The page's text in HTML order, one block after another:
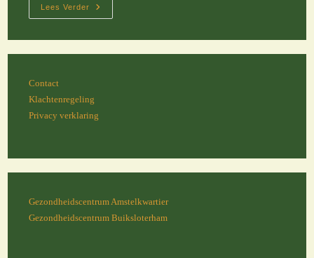
Lees Verder Mitz
Contact
Klachtenregeling
Privacy verklaring
Gezondheidscentrum Amstelkwartier
Gezondheidscentrum Buiksloterham